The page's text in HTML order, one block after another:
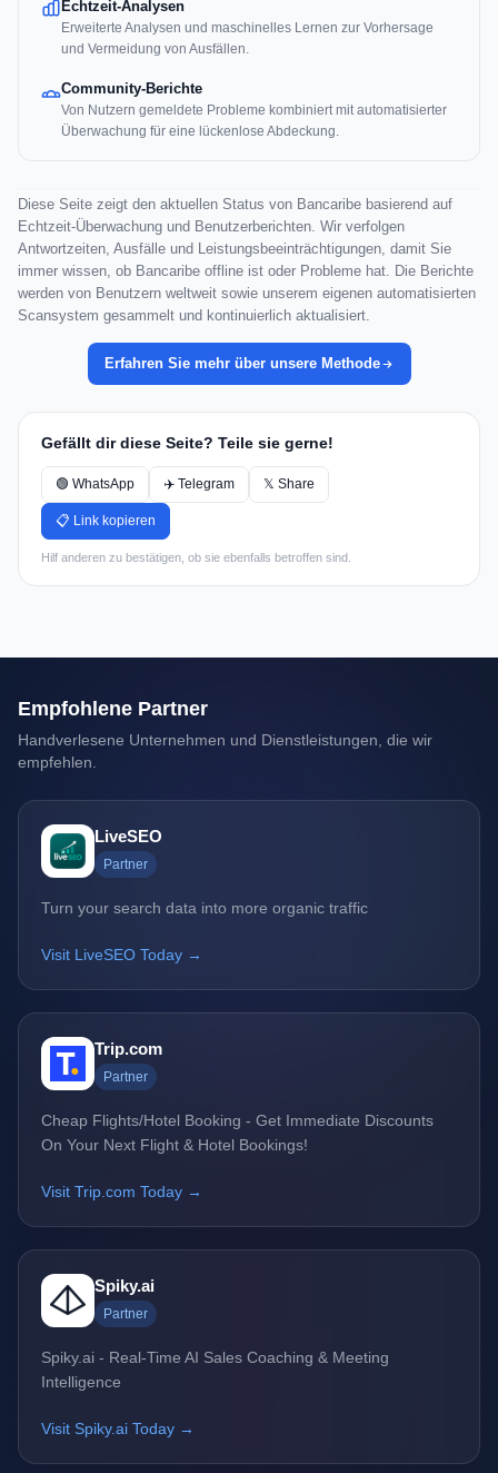
Echtzeit-Analysen
Erweiterte Analysen und maschinelles Lernen zur Vorhersage
und Vermeidung von Ausfällen.
Community-Berichte
Von Nutzern gemeldete Probleme kombiniert mit automatisierter
Überwachung für eine lückenlose Abdeckung.
Diese Seite zeigt den aktuellen Status von Bancaribe basierend auf
Echtzeit-Überwachung und Benutzerberichten. Wir verfolgen
Antwortzeiten, Ausfälle und Leistungsbeeinträchtigungen, damit Sie
immer wissen, ob Bancaribe offline ist oder Probleme hat. Die Berichte
werden von Benutzern weltweit sowie unserem eigenen automatisierten
Scansystem gesammelt und kontinuierlich aktualisiert.
Erfahren Sie mehr über unsere Methode
Gefällt dir diese Seite? Teile sie gerne!
🟢 WhatsApp ✈️ Telegram 𝕏 Share
📋 Link kopieren
Hilf anderen zu bestätigen, ob sie ebenfalls betroffen sind.
Empfohlene Partner
Handverlesene Unternehmen und Dienstleistungen, die wir
empfehlen.
LiveSEO
Partner
Turn your search data into more organic traffic
Visit LiveSEO Today →
Trip.com
Partner
Cheap Flights/Hotel Booking - Get Immediate Discounts
On Your Next Flight & Hotel Bookings!
Visit Trip.com Today →
Spiky.ai
Partner
Spiky.ai - Real-Time AI Sales Coaching & Meeting
Intelligence
Visit Spiky.ai Today →